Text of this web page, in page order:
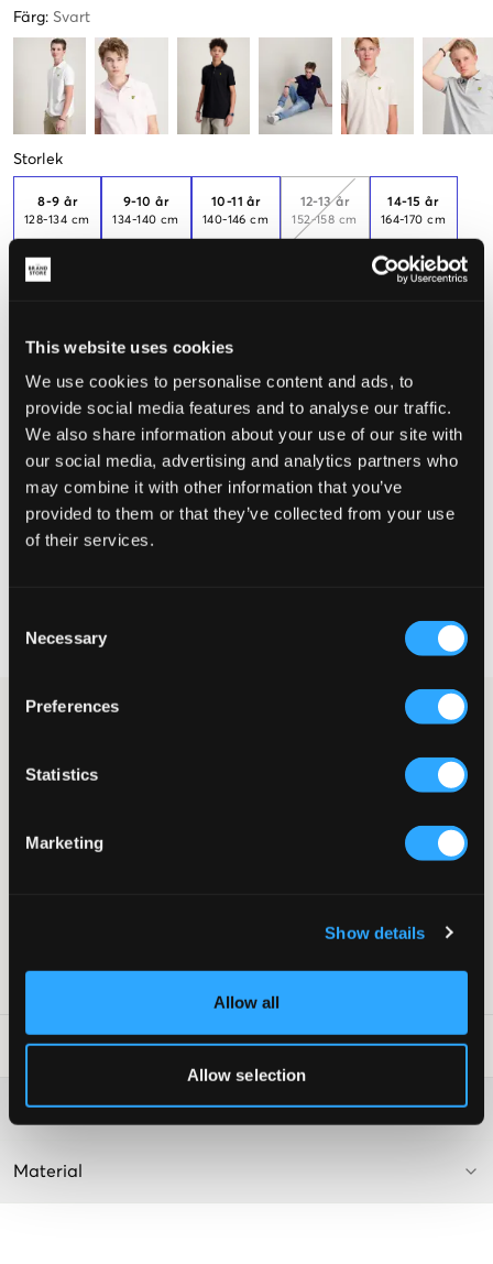
This website uses cookies
We use cookies to personalise content and ads, to
provide social media features and to analyse our traffic.
We also share information about your use of our site with
our social media, advertising and analytics partners who
may combine it with other information that you’ve
provided to them or that they’ve collected from your use
of their services.
Selection
Necessary
Preferences
Statistics
Marketing
Show details
Allow all
Allow selection
Färg: Svart
Storlek
8-9 år
128-134 cm
kvar
9-10 år
134-140 cm
10-11 år
140-146 cm
12-13 år
152-158 cm
14-15 år
164-170 cm
Upplevd storlek
Liten Perfekt Stor
STORLEKSGUIDE
Leverans2-4 vardagar
Svart piké från Lyle & Scott. Märkets välkända logga sitter på en
knappar. Detta plagg är en riktig klassiker som både går att klä
upp och klä ner.
Knappar
Tvättråd:
Mer information om tvättråd
Material